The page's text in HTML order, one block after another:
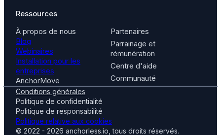
Ressources
À propos de nous
Blog
Webinaires
Installation pour les
entreprises
AnchorMove
Partenaires
Parrainage et
rémunération
Centre d'aide
Communauté
Conditions générales
Politique de confidentialité
Politique de responsabilité
Politique relative aux cookies
© 2022 - 2026 anchorless.io, tous droits réservés.